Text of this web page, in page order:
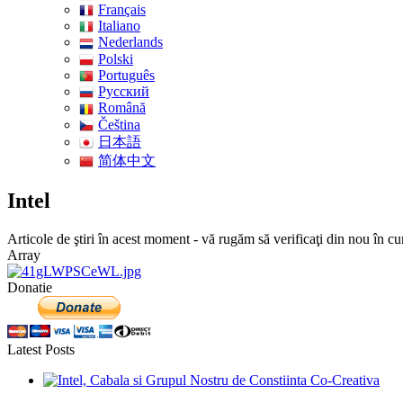
Français
Italiano
Nederlands
Polski
Português
Pусский
Română
Čeština
日本語
简体中文
Intel
Articole de ştiri în acest moment - vă rugăm să verificaţi din nou în
Array
Donatie
Latest Posts